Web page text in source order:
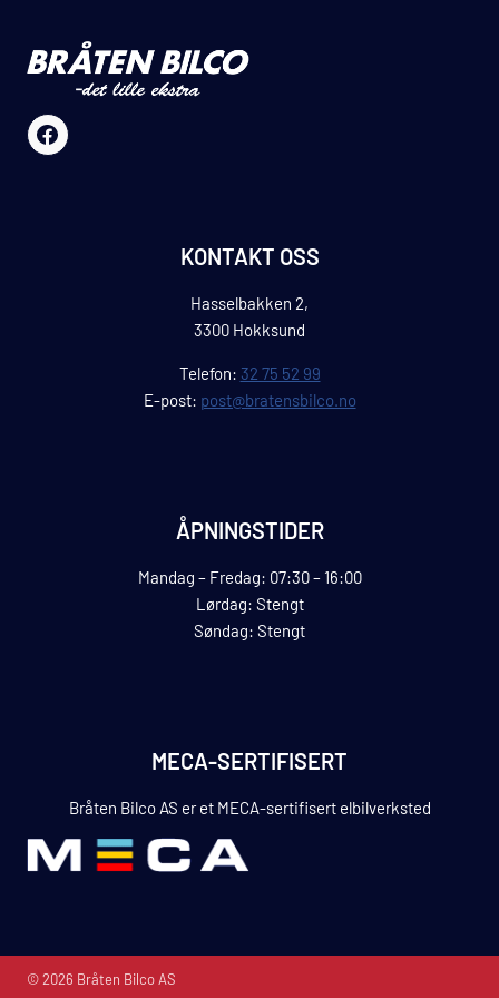
KONTAKT OSS
Hasselbakken 2,
3300 Hokksund
Telefon: 32 75 52 99
E-post: post@bratensbilco.no
ÅPNINGSTIDER
Mandag – Fredag: 07:30 – 16:00
Lørdag: Stengt
Søndag: Stengt
MECA-SERTIFISERT
Bråten Bilco AS er et MECA-sertifisert elbilverksted
© 2026 Bråten Bilco AS